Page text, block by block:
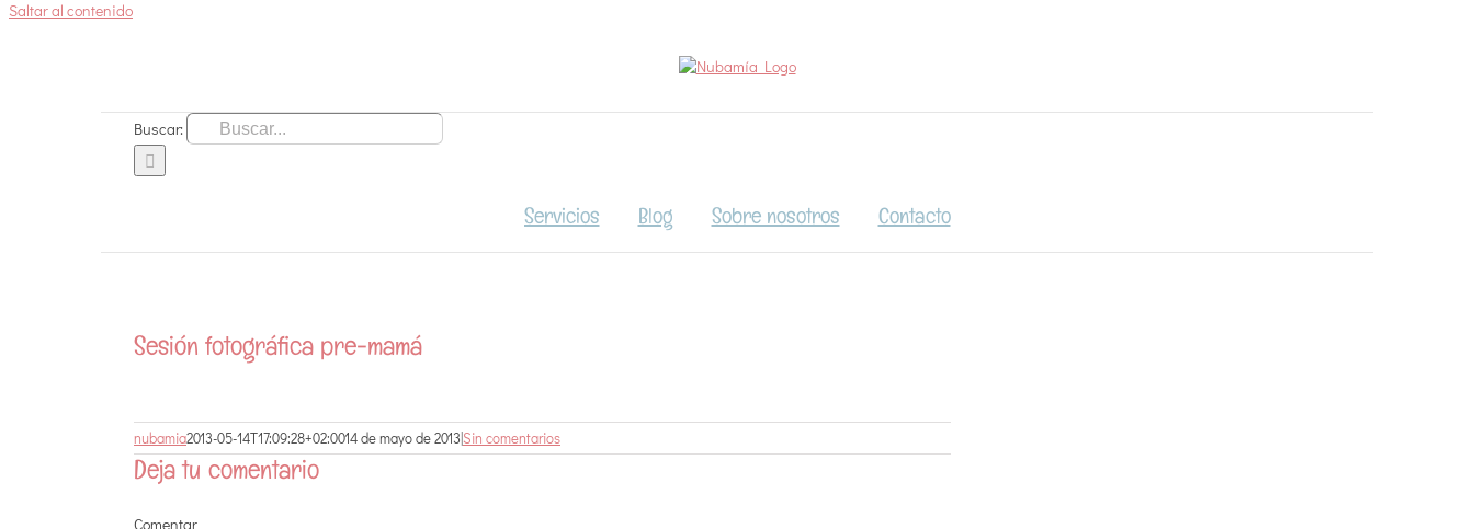
Saltar al contenido
Buscar:
Servicios Blog Sobre nosotros Contacto
Sesión fotográfica pre-mamá
nubamia2013-05-14T17:09:28+02:0014 de mayo de 2013|Sin comentarios
Deja tu comentario
Comentar